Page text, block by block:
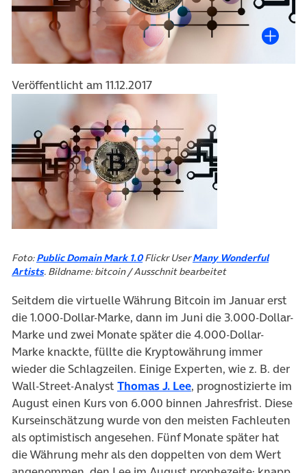
Veröffentlicht am 11.12.2017
Foto:Public Domain Mark 1.0(öffnet in neuem Tab)
Flickr UserMany Wonderful
Artists(öffnet in neuem Tab)
. Bildname: bitcoin / Ausschnit bearbeitet
Seitdem die virtuelle Währung Bitcoin im Januar erst
die 1.000-Dollar-Marke, dann im Juni die 3.000-Dollar-
Marke und zwei Monate später die 4.000-Dollar-
Marke knackte, füllte die Kryptowährung immer
wieder die Schlagzeilen. Einige Experten, wie z. B. der
Wall-Street-Analyst Thomas J. Lee, prognostizierte im
August einen Kurs von 6.000 binnen Jahresfrist. Diese
Kurseinschätzung wurde von den meisten Fachleuten
als optimistisch angesehen. Fünf Monate später hat
die Währung mehr als den doppelten von dem Wert